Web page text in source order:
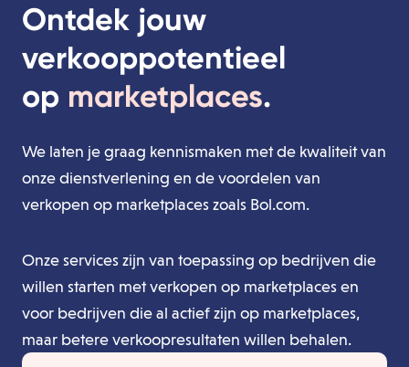
Ontdek jouw
verkooppotentieel
op marketplaces.
We laten je graag kennismaken met de kwaliteit van
onze dienstverlening en de voordelen van
verkopen op marketplaces zoals Bol.com.
Onze services zijn van toepassing op bedrijven die
willen starten met verkopen op marketplaces en
voor bedrijven die al actief zijn op marketplaces,
maar betere verkoopresultaten willen behalen.